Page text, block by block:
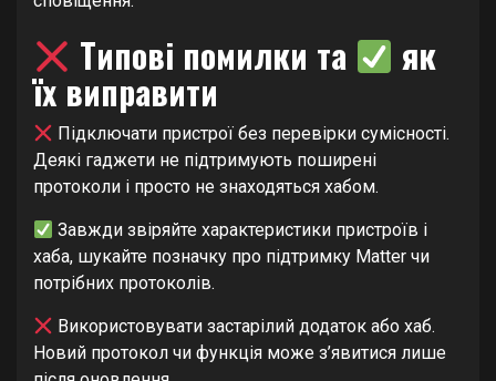
Типові помилки та як
їх виправити
Підключати пристрої без перевірки сумісності.
Деякі гаджети не підтримують поширені
протоколи і просто не знаходяться хабом.
Завжди звіряйте характеристики пристроїв і
хаба, шукайте позначку про підтримку Matter чи
потрібних протоколів.
Використовувати застарілий додаток або хаб.
Новий протокол чи функція може з’явитися лише